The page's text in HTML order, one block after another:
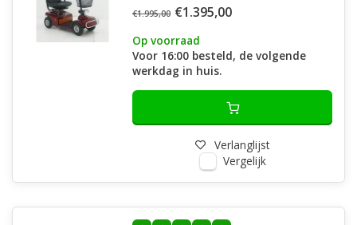
€1.995,00 €1.395,00
Op voorraad
Voor 16:00 besteld, de volgende
werkdag in huis.
Verlanglijst
Vergelijk